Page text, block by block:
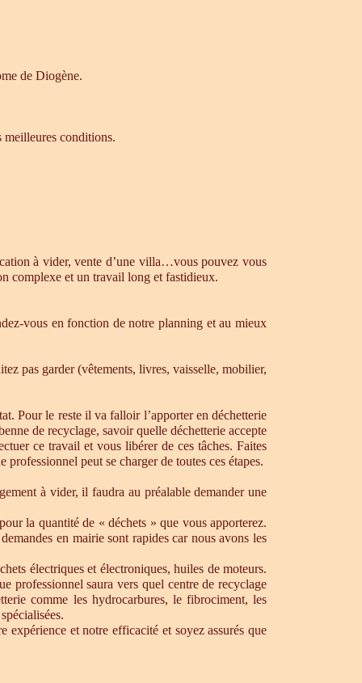
de Diogène.
meilleures conditions.
à vider, vente d’une villa…vous pouvez vous
complexe et un travail long et fastidieux.
vous en fonction de notre planning et au mieux
pas garder (vêtements, livres, vaisselle, mobilier,
Pour le reste il va falloir l’apporter en déchetterie
de recyclage, savoir quelle déchetterie accepte
ce travail et vous libérer de ces tâches. Faites
peut se charger de toutes ces étapes.
à vider, il faudra au préalable demander une
la quantité de « déchets » que vous apporterez.
en mairie sont rapides car nous avons les
électriques et électroniques, huiles de moteurs.
professionnel saura vers quel centre de recyclage
comme les hydrocarbures, le fibrociment, les
expérience et notre efficacité et soyez assurés que